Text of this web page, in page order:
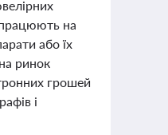
на
або їх
ринок
грошей
і